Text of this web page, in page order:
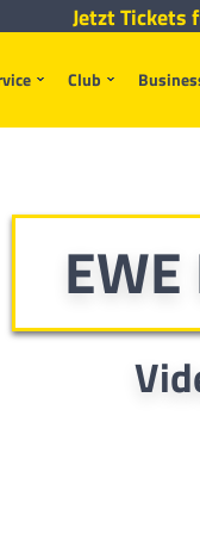
Club
Jetzt Tickets